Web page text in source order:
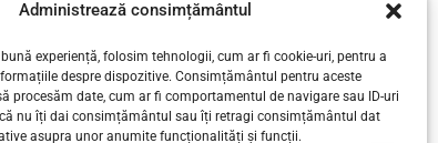
Administrează consimțământul
experiență, folosim tehnologii, cum ar fi cookie-uri, pentru a
despre dispozitive. Consimțământul pentru aceste
procesăm date, cum ar fi comportamentul de navigare sau ID-uri
nu îți dai consimțământul sau îți retragi consimțământul dat
asupra unor anumite funcționalități și funcții.
CONTINUE READING